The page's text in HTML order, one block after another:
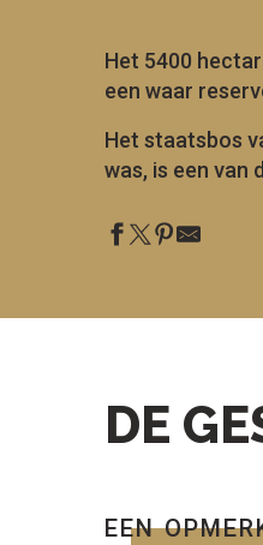
Alle
Het 5400
een waar
Het staatsbos
was, is een van
DE
EEN